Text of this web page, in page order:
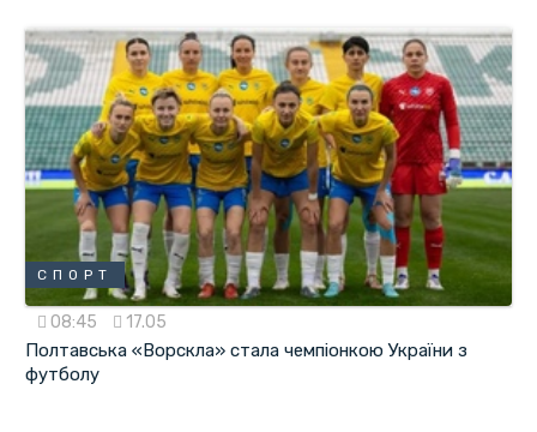
СПОРТ
08:45 17.05
Полтавська «Ворскла» стала чемпіонкою України з
футболу